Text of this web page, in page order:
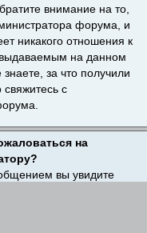
внимание на то,
форума, и
никакого отношения к
на данном
за что получили
с
на
вы увидите